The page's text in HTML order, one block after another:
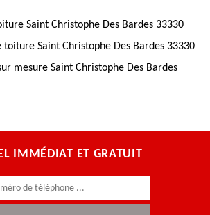
Saint Christophe Des Bardes 33330
toiture Saint Christophe Des Bardes 33330
mesure Saint Christophe Des Bardes
IMMÉDIAT ET GRATUIT